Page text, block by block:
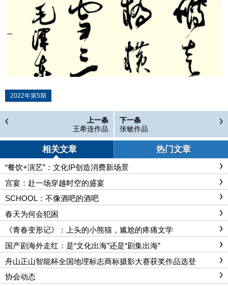
2022年第5期
上一条
王希连作品
下一条
张敏作品
相关文章 热门文章
“餐饮+演艺”：文化IP创造消费新场景
宫宴：赴一场穿越时空的盛宴
SCHOOL：不像酒吧的酒吧
春天为何会犯困
《青春变形记》：上头的小熊猫，尴尬的疼痛文学
国产剧海外走红：是“文化出海”还是“剧集出海”
舟山正山智能杯全国地理标志商标摄影大赛获奖作品选登
协会动态